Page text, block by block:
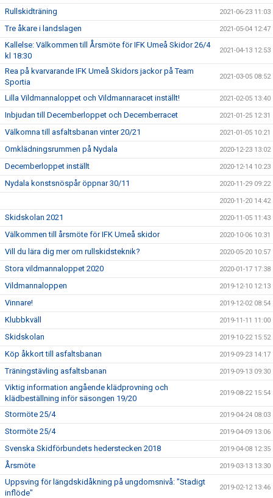
Rullskidträning 2021-06-23 11:03
Tre åkare i landslagen 2021-05-04 12:47
Kallelse: Välkommen till Årsmöte för IFK Umeå Skidor 26/4
kl 18:30
2021-04-13 12:53
Rea på kvarvarande IFK Umeå Skidors jackor på Team
Sportia
2021-03-05 08:52
Lilla Vildmannaloppet och Vildmannaracet inställt! 2021-02-05 13:40
Inbjudan till Decemberloppet och Decemberracet 2021-01-25 12:31
Välkomna till asfaltsbanan vinter 20/21 2021-01-05 10:21
Omklädningsrummen på Nydala 2020-12-23 13:02
Decemberloppet inställt 2020-12-14 10:23
Nydala konstsnöspår öppnar 30/11 2020-11-29 09:22
2020-11-20 14:42
Skidskolan 2021 2020-11-05 11:43
Välkommen till årsmöte för IFK Umeå skidor 2020-10-06 10:31
Vill du lära dig mer om rullskidsteknik? 2020-05-20 10:57
Stora vildmannaloppet 2020 2020-01-17 17:38
Vildmannaloppen 2019-12-10 12:13
Vinnare! 2019-12-02 08:54
Klubbkväll 2019-11-11 11:00
Skidskolan 2019-10-22 15:52
Köp åkkort till asfaltsbanan 2019-09-23 14:17
Träningstävling asfaltsbanan 2019-09-13 09:30
Viktig information angående klädprovning och
klädbeställning inför säsongen 19/20
2019-08-22 15:54
Stormöte 25/4 2019-04-24 08:03
Stormöte 25/4 2019-04-09 13:06
Svenska Skidförbundets hederstecken 2018 2019-04-08 12:35
Årsmöte 2019-03-13 13:30
Uppsving för längdskidåkning på ungdomsnivå: "Stadigt
inflöde"
2019-02-12 13:46